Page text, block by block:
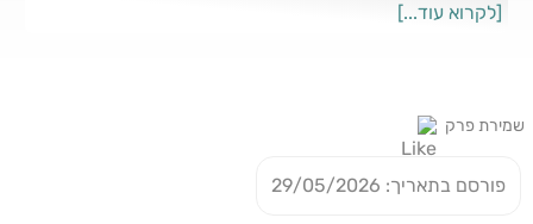
(חינם) - גבר אלפא רך במיוחד
אהבתם וקיבלתם ערך אני ממש אשמח שתעצרו רגע ותעשו לנו
עוזר לנו המון המון!!קבוצת הוואטסאפ של ״ים ומלואו״ עם כל
[לקרוא עוד...]
שמירת פרק
פורסם בתאריך: 29/05/2026